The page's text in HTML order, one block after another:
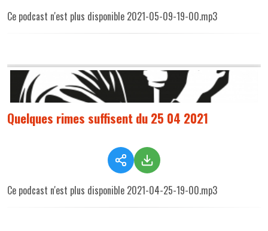
Ce podcast n'est plus disponible 2021-05-09-19-00.mp3
Quelques rimes suffisent du 25 04 2021
Ce podcast n'est plus disponible 2021-04-25-19-00.mp3